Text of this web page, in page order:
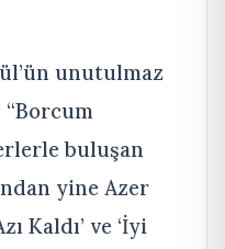
unutulmaz
buluşan
yine Azer
Kaldı’ ve ‘İyi